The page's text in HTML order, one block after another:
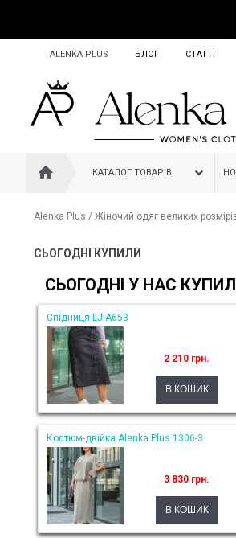
ALENKA PLUS БЛОГ СТАТТІ
КАТАЛОГ ТОВАРІВ
Alenka Plus / Жіночий одяг великих
СЬОГОДНІ КУПИЛИ
СЬОГОДНІ У НАС
Спідниця LJ A653
2 210 грн.
Костюм-двійка Alenka Plus 1306-3
3 830 грн.